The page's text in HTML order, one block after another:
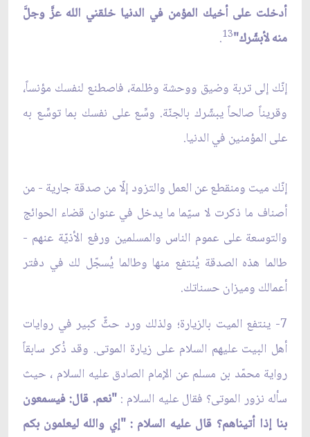
أدخلت على أخيك المؤمن في الدنيا خلقني الله عزَّ وجلَّ
منه لأبشّرك"13
.
إنّك إلى تربة وضيق ووحشة وظلمة، فاصطنع لنفسك مؤنساً،
وقريناً صالحاً يبشّرك بالجنّة. وسِّع على نفسك بما توسِّع به
على المؤمنين في الدنيا.
إنّك ميت ومنقطع عن العمل والتزود إلّا من صدقة جارية - من
أصناف ما ذكرت لا سيّما ما يدخل في عنوان قضاء الحوائج
والتوسعة على عموم الناس والمسلمين ورفع الأذيّة عنهم -
طالما هذه الصدقة يُنتفع منها وطالما يُسجّل لك في دفتر
أعمالك وميزان حسناتك.
7- ينتفع الميت بالزيارة؛ ولذلك ورد حثٌّ كبير في روايات
أهل البيت عليهم السلام على زيارة الموتى. وقد ذُكر سابقاً
رواية محمّد بن مسلم عن الإمام الصادق عليه السلام ، حيث
سأله نزور الموتى؟ فقال عليه السلام :"نعم. قال: فيسمعون
بنا إذا أتيناهم؟ قال عليه السلام : "إي والله ليعلمون بكم